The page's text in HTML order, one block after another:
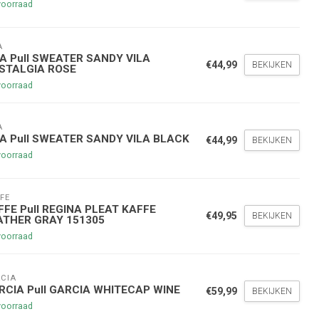
Pull SWEATER SANDY VILA
ROSE
€44,99 BEKIJKEN
Pull SWEATER SANDY VILA BLACK €44,99 BEKIJKEN
Pull REGINA PLEAT KAFFE
GRAY 151305
€49,95 BEKIJKEN
Pull GARCIA WHITECAP WINE €59,99 BEKIJKEN
bestelling
van €45,00